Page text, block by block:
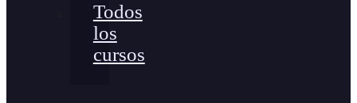
Todos
los
cursos